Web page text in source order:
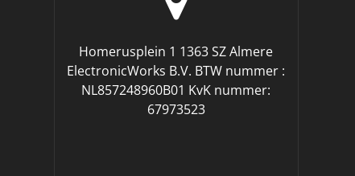
Homerusplein 1 1363 SZ Almere
ElectronicWorks B.V. BTW nummer :
NL857248960B01 KvK nummer:
67973523